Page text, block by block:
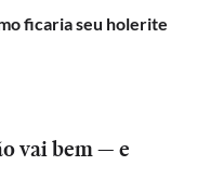
ficaria seu holerite
vai bem — e